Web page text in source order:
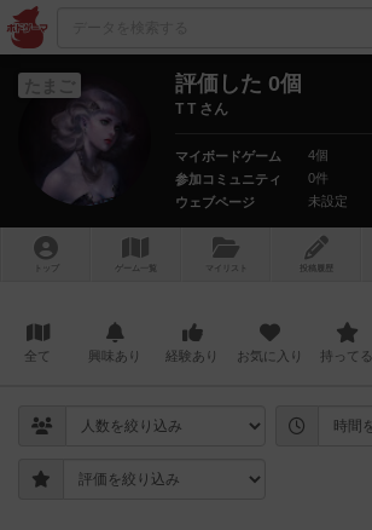
評価した 0個
T T さん
マイボードゲーム
4個
参加コミュニティ
0件
ウェブページ
未設定
トップ ゲーム一覧 マイリスト 投稿履歴
全て 興味あり 経験あり お気に入り 持ってる